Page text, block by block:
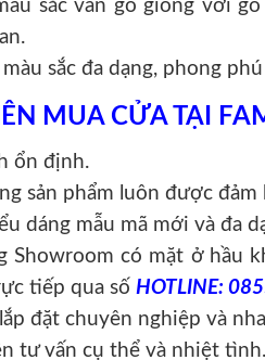
sắc vân gỗ giống với
màu sắc đa dạng, phong
MUA CỬA TẠI
ổn định.
sản phẩm luôn được
dáng mẫu mã mới và đa
Showroom có mặt ở hầu
tiếp qua số HOTLINE:
đặt chuyên nghiệp và
tư vấn cụ thể và nhiệt tình.